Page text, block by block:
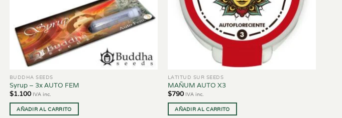
BUDDHA SEEDS
Syrup – 3x AUTO FEM
$1.100 IVA inc.
AÑADIR AL CARRITO
LATITUD SUR SEEDS
MAÑUM AUTO X3
$790 IVA inc.
AÑADIR AL CARRITO